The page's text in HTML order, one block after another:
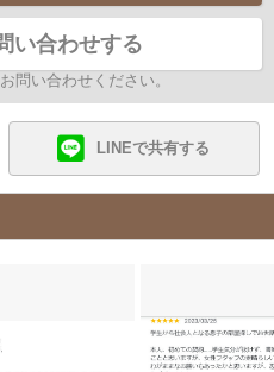
い合わせする
問い合わせください。
LINEで共有する